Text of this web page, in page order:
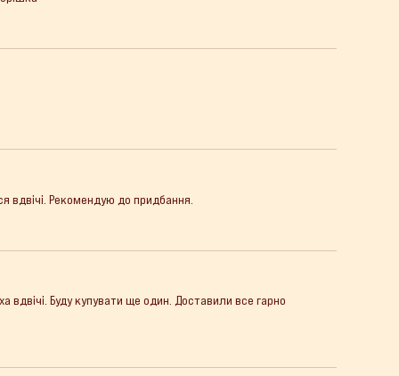
вдвічі. Рекомендую до придбання.
вдвічі. Буду купувати ще один. Доставили все гарно